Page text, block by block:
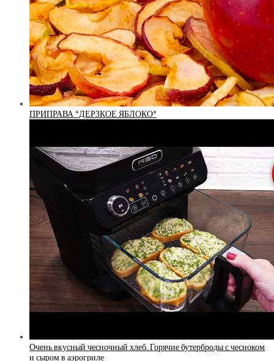
ПРИПРАВА *ДЕРЗКОЕ ЯБЛОКО*
Очень вкусный чесночный хлеб. Горячие бутерброды с чесноком
и сыром в аэрогриле